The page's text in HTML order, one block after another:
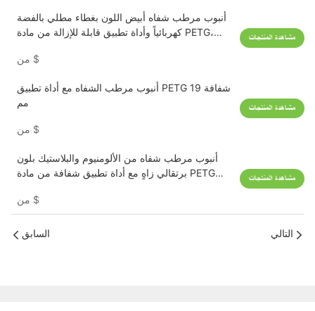
أنبوب مرطب شفاه أبيض اللون بغطاء مطلي بالفضة
كهربائياً وأداة تطبيق قابلة للإزالة من مادة PETG،
$
مشاهدة المنتجات
أنبوب مرطب الشفاه مع أداة تطبيق PETG شفافة 19
مم
$
مشاهدة المنتجات
أنبوب مرطب شفاه من الألومنيوم والبلاستيك بلون
برتقالي زاهٍ مع أداة تطبيق شفافة من مادة PETG
$
مشاهدة المنتجات
السابق التالي